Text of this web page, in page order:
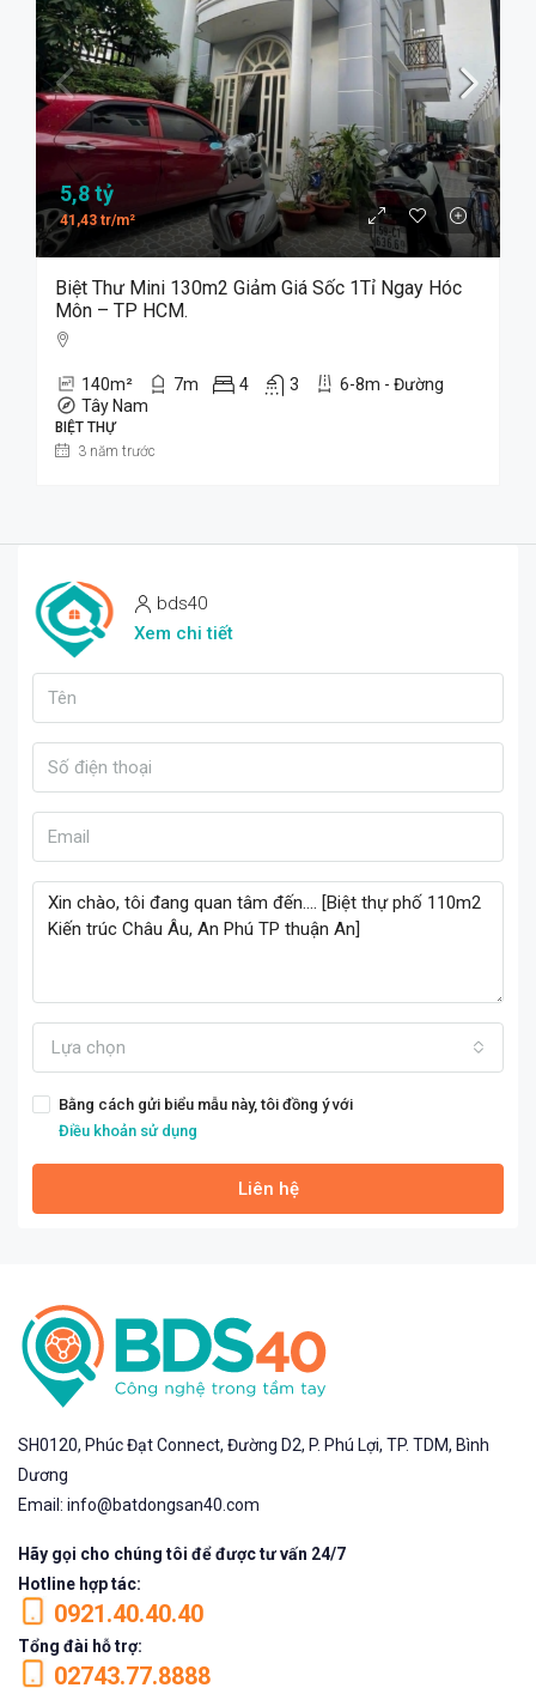
5,8 tỷ
41,43 tr/m²
Biệt Thư Mini 130m2 Giảm Giá Sốc 1Tỉ Ngay Hóc
Môn – TP HCM.
140m² 7m 4 3
6-8m - Đường
Tây Nam
BIỆT THỰ
3 năm trước
bds40
Xem chi tiết
Lựa chọn
Bằng cách gửi biểu mẫu này, tôi đồng ý với
Điều khoản sử dụng
Liên hệ
SH0120, Phúc Đạt Connect, Đường D2, P. Phú Lợi, TP. TDM, Bình
Dương
Email: info@batdongsan40.com
Hãy gọi cho chúng tôi để được tư vấn 24/7
Hotline hợp tác:
0921.40.40.40
Tổng đài hỗ trợ:
02743.77.8888